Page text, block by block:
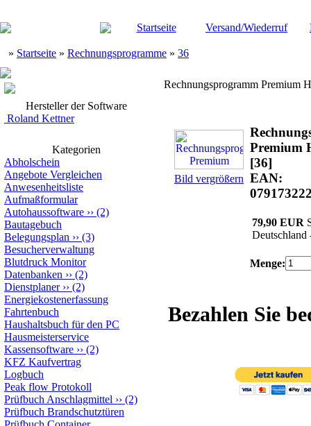
Startseite Versand/Wiederruf
» Startseite » Rechnungsprogramme » 36
Hersteller der Software
Roland Kettner
Kategorien
Abholschein
Angebote Vergleichen
Anwesenheitsliste
Aufmaßformular
Autohaussoftware ›› (2)
Bautagebuch
Belegungsplan ›› (3)
Besucherverwaltung
Blutdruck Monitor
Datenbanken ›› (2)
Dienstplaner›› (2)
Energiekostenerfassung
Fahrtenbuch
Haushaltsbuch für den PC
Hausmeisterservice
Kassensoftware ›› (2)
KFZ Kaufvertrag
Logbuch
Peak flow Protokoll
Prüfbuch Anschlagmittel ›› (2)
Prüfbuch Brandschutztüren
Rechnungsprogramm Premium
Bild vergrößern
Premium
[36]
EAN:
79,90 EUR
Deutschland
Menge:
Bezahlen Sie